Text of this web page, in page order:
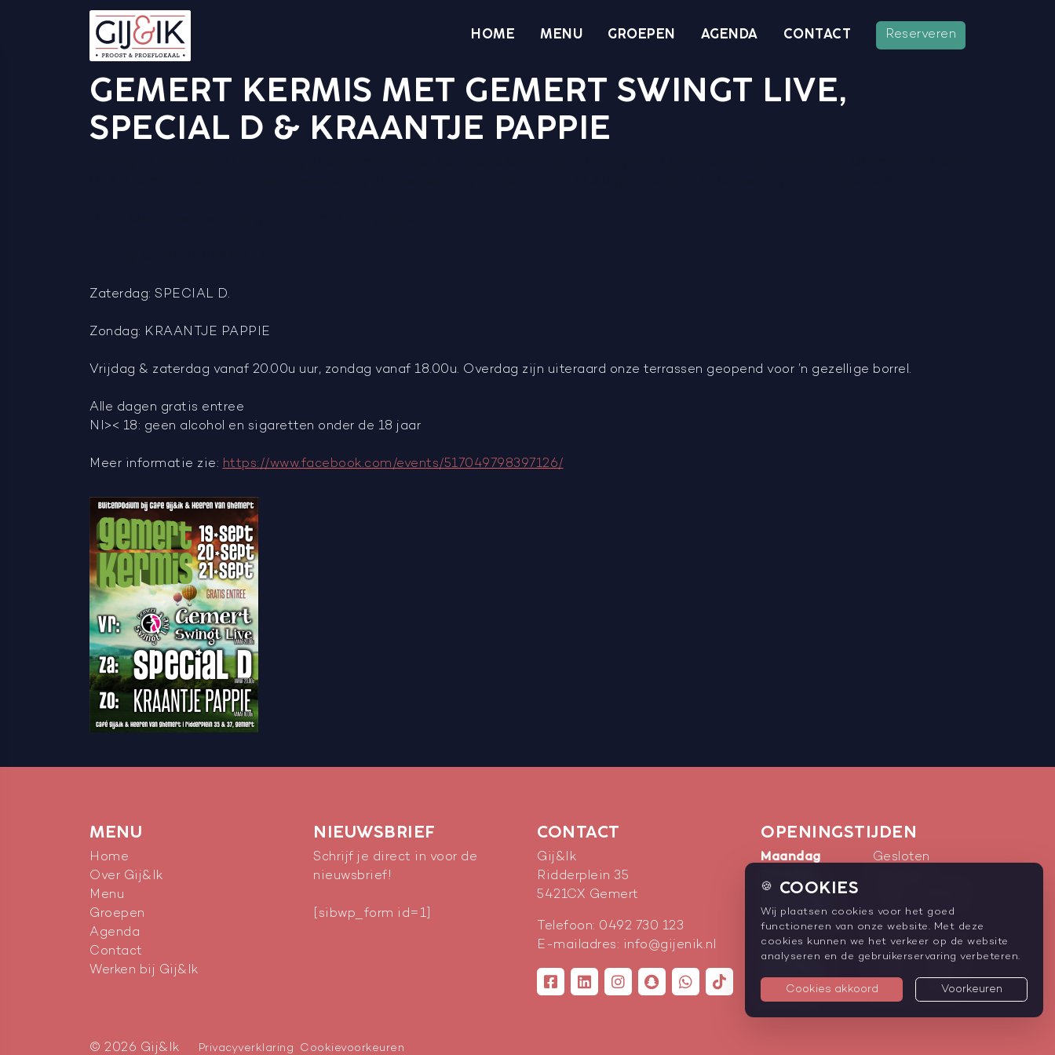
HOME MENU GROEPEN AGENDA CONTACT Reserveren
GEMERT KERMIS MET GEMERT SWINGT LIVE,
SPECIAL D & KRAANTJE PAPPIE
Zaterdag: SPECIAL D.
Zondag: KRAANTJE PAPPIE
Vrijdag & zaterdag vanaf 20.00u uur, zondag vanaf 18.00u. Overdag zijn uiteraard onze terrassen geopend voor ’n gezellige borrel.
Alle dagen gratis entree
NI>< 18: geen alcohol en sigaretten onder de 18 jaar
Meer informatie zie: https://www.facebook.com/events/517049798397126/
MENU
Home
Over Gij&Ik
Menu
Groepen
Agenda
Contact
Werken bij Gij&Ik
NIEUWSBRIEF
Schrijf je direct in voor de
nieuwsbrief!
[sibwp_form id=1]
CONTACT
Gij&Ik
Ridderplein 35
5421CX Gemert
Telefoon: 0492 730 123
E-mailadres: info@gijenik.nl
OPENINGSTIJDEN
Maandag Gesloten
Woensdag
Donderdag 12:00-
01:00
Vrijdag 12:00-03:00
Zondag 12:00 23:00
© 2026 Gij&Ik Privacyverklaring Cookievoorkeuren
🍪 COOKIES
Wij plaatsen cookies voor het goed
functioneren van onze website. Met deze
cookies kunnen we het verkeer op de website
analyseren en de gebruikerservaring verbeteren.
Cookies akkoord Voorkeuren